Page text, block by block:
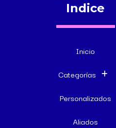
Indice
Inicio
Categorías
Personalizados
Aliados